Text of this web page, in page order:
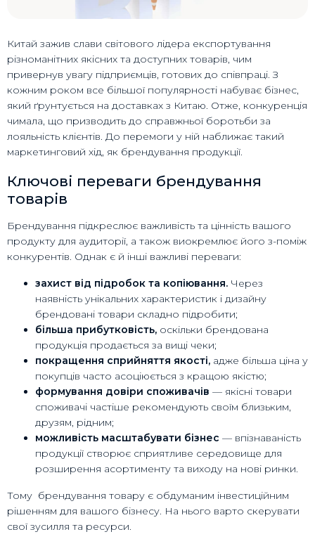
Китай зажив слави світового лідера експортування
різноманітних якісних та доступних товарів, чим
привернув увагу підприємців, готових до співпраці. З
кожним роком все більшої популярності набуває бізнес,
який ґрунтується на доставках з Китаю. Отже, конкуренція
чимала, що призводить до справжньої боротьби за
лояльність клієнтів. До перемоги у ній наближає такий
маркетинговий хід, як брендування продукції.
Ключові переваги брендування
товарів
Брендування підкреслює важливість та цінність вашого
продукту для аудиторії, а також виокремлює його з-поміж
конкурентів. Однак є й інші важливі переваги:
захист від підробок та копіювання. Через
наявність унікальних характеристик і дизайну
брендовані товари складно підробити;
більша прибутковість, оскільки брендована
продукція продається за вищі чеки;
покращення сприйняття якості, адже більша ціна у
покупців часто асоціюється з кращою якістю;
формування довіри споживачів — якісні товари
споживачі частіше рекомендують своїм близьким,
друзям, рідним;
можливість масштабувати бізнес — впізнаваність
продукції створює сприятливе середовище для
розширення асортименту та виходу на нові ринки.
Тому брендування товару є обдуманим інвестиційним
рішенням для вашого бізнесу. На нього варто скерувати
свої зусилля та ресурси.